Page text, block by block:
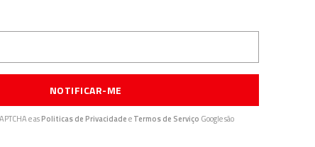
NOTIFICAR-ME
e asPoliticas de PrivacidadeeTermos de Serviço Google são